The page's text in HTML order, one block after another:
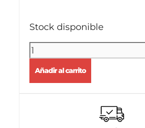
Stock disponible
Añadir al carrito